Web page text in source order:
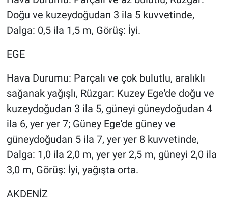
Doğu ve kuzeydoğudan 3 ila 5 kuvvetinde,
Dalga: 0,5 ila 1,5 m, Görüş: İyi.
EGE
Hava Durumu: Parçalı ve çok bulutlu, aralıklı
sağanak yağışlı, Rüzgar: Kuzey Ege'de doğu ve
kuzeydoğudan 3 ila 5, güneyi güneydoğudan 4
ila 6, yer yer 7; Güney Ege'de güney ve
güneydoğudan 5 ila 7, yer yer 8 kuvvetinde,
Dalga: 1,0 ila 2,0 m, yer yer 2,5 m, güneyi 2,0 ila
3,0 m, Görüş: İyi, yağışta orta.
AKDENİZ